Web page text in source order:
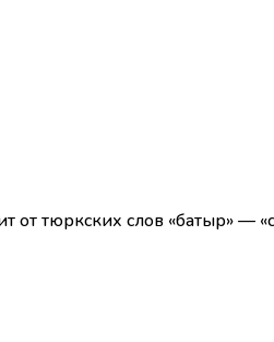
от тюркских слов «батыр» —